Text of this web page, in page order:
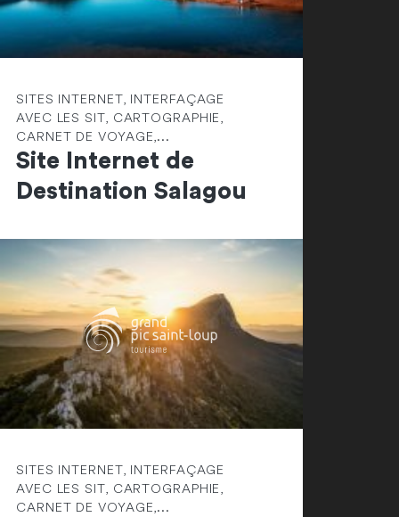
SITES INTERNET, INTERFAÇAGE
AVEC LES SIT, CARTOGRAPHIE,
CARNET DE VOYAGE,...
Site Internet de
Destination Salagou
SITES INTERNET, INTERFAÇAGE
AVEC LES SIT, CARTOGRAPHIE,
CARNET DE VOYAGE,...